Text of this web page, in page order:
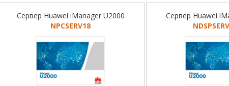
Сервер Huawei iManager U2000
NPCSERV18
Сервер Huawei